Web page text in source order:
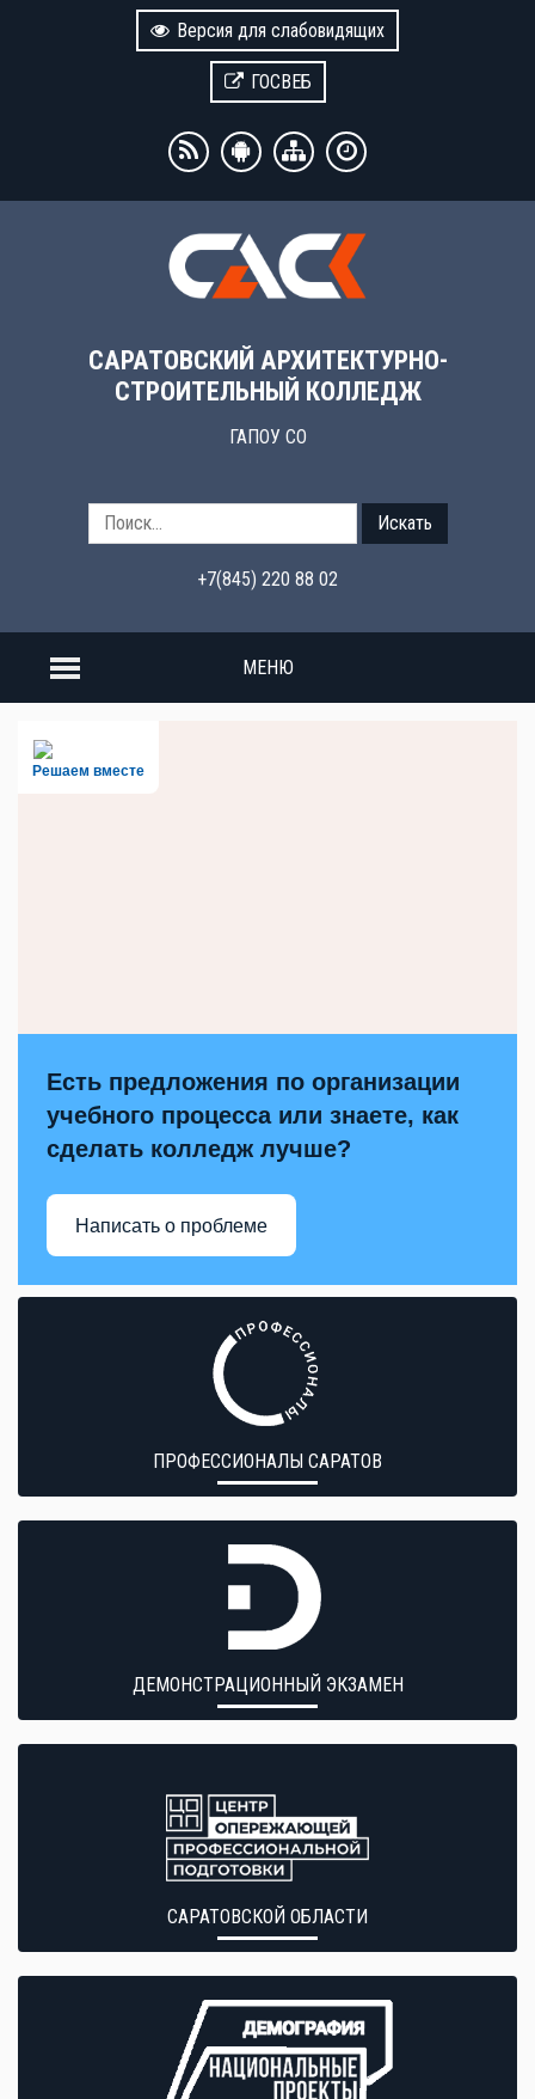
Версия для слабовидящих
ГОСВЕБ
САРАТОВСКИЙ АРХИТЕКТУРНО-
СТРОИТЕЛЬНЫЙ КОЛЛЕДЖ
ГАПОУ СО
Искать
+7(845) 220 88 02
МЕНЮ
Решаем вместе
Есть предложения по организации
учебного процесса или знаете, как
сделать колледж лучше?
Написать о проблеме
ПРОФЕССИОНАЛЫ САРАТОВ
ДЕМОНСТРАЦИОННЫЙ ЭКЗАМЕН
САРАТОВСКОЙ ОБЛАСТИ